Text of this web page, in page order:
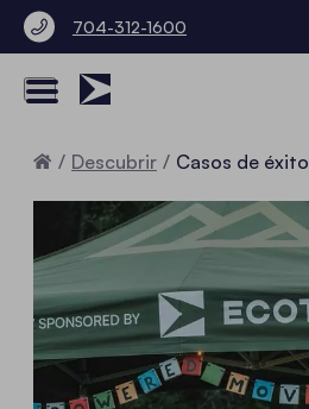
704-312-1600
Inicio
Descubrir Casos de éxito